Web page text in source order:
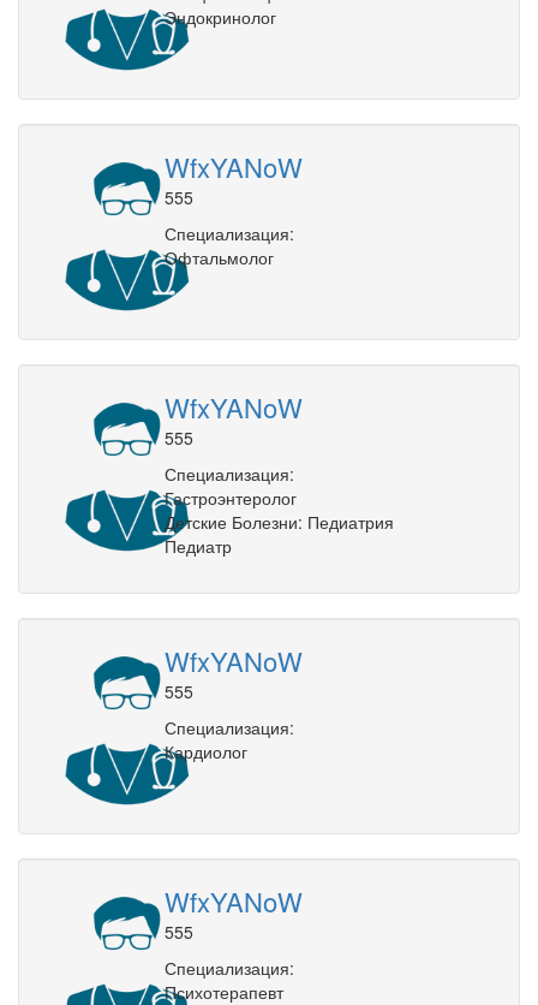
Эндокринолог
WfxYANoW
555
Специализация:
Офтальмолог
WfxYANoW
555
Специализация:
Гастроэнтеролог
Детские Болезни: Педиатрия
Педиатр
WfxYANoW
555
Специализация:
Кардиолог
WfxYANoW
555
Специализация:
Психотерапевт